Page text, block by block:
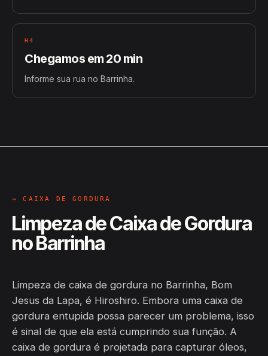
H4
Chegamos em 20 min
Informe sua rua no Barrinha.
→ CAIXA DE GORDURA
Limpeza de Caixa de Gordura
no Barrinha
Limpeza de caixa de gordura no Barrinha, Bom
Jesus da Lapa, é Hiroshiro. Embora uma caixa de
gordura entupida possa parecer um problema, isso
é sinal de que ela está cumprindo sua função. A
caixa de gordura é projetada para capturar óleos,